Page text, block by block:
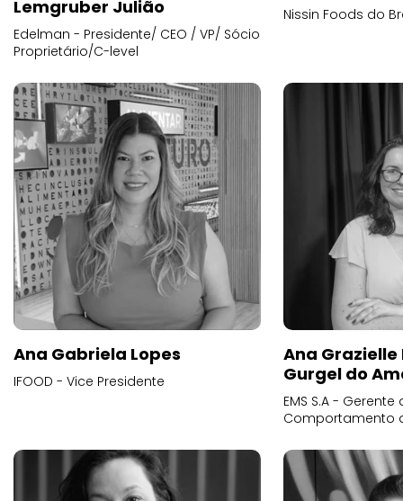
Lemgruber Julião
Edelman - Presidente/ CEO / VP/ Sócio
Proprietário/C-level
Nissin Foods do
Ana Gabriela Lopes
IFOOD - Vice Presidente
Ana
Gurgel do
EMS S.A -
Comportamento